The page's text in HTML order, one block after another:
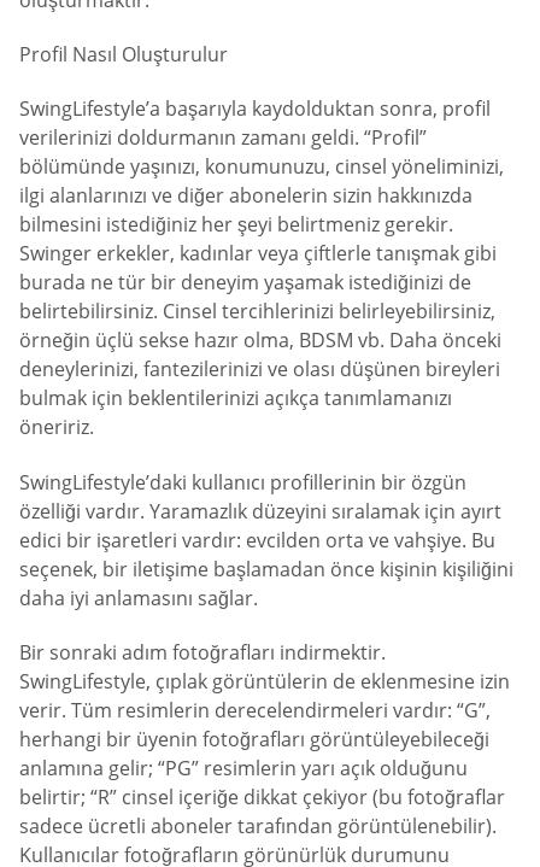
Profil Nasıl Oluşturulur
SwingLifestyle’a başarıyla kaydolduktan sonra, profil
verilerinizi doldurmanın zamanı geldi. “Profil”
bölümünde yaşınızı, konumunuzu, cinsel yöneliminizi,
ilgi alanlarınızı ve diğer abonelerin sizin hakkınızda
bilmesini istediğiniz her şeyi belirtmeniz gerekir.
Swinger erkekler, kadınlar veya çiftlerle tanışmak gibi
burada ne tür bir deneyim yaşamak istediğinizi de
belirtebilirsiniz. Cinsel tercihlerinizi belirleyebilirsiniz,
örneğin üçlü sekse hazır olma, BDSM vb. Daha önceki
deneylerinizi, fantezilerinizi ve olası düşünen bireyleri
bulmak için beklentilerinizi açıkça tanımlamanızı
öneririz.
SwingLifestyle’daki kullanıcı profillerinin bir özgün
özelliği vardır. Yaramazlık düzeyini sıralamak için ayırt
edici bir işaretleri vardır: evcilden orta ve vahşiye. Bu
seçenek, bir iletişime başlamadan önce kişinin kişiliğini
daha iyi anlamasını sağlar.
Bir sonraki adım fotoğrafları indirmektir.
SwingLifestyle, çıplak görüntülerin de eklenmesine izin
verir. Tüm resimlerin derecelendirmeleri vardır: “G”,
herhangi bir üyenin fotoğrafları görüntüleyebileceği
anlamına gelir; “PG” resimlerin yarı açık olduğunu
belirtir; “R” cinsel içeriğe dikkat çekiyor (bu fotoğraflar
sadece ücretli aboneler tarafından görüntülenebilir).
Kullanıcılar fotoğrafların görünürlük durumunu